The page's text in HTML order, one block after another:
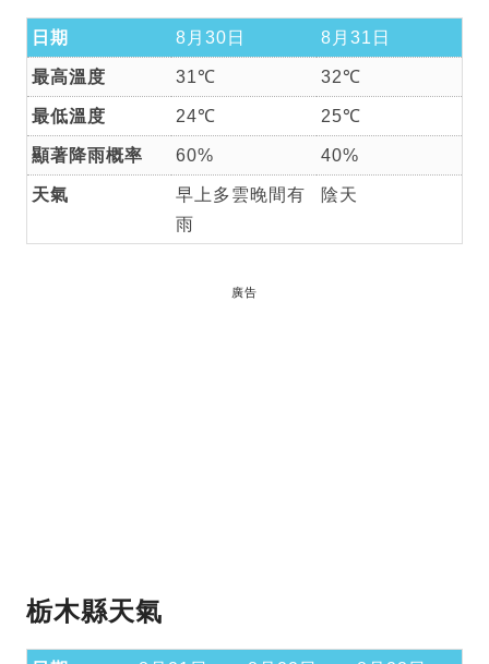
日期 8月30日 8月31日
最高溫度 31℃ 32℃
最低溫度 24℃ 25℃
顯著降雨概率 60% 40%
天氣
早上多雲晚間有
雨
陰天
廣告
栃木縣天氣